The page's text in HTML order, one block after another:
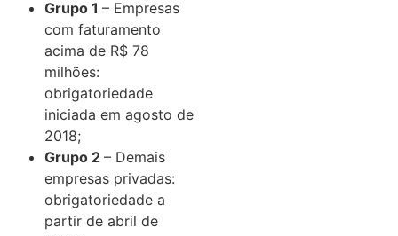
Grupo 1 – Empresas
com faturamento
acima de R$ 78
milhões:
obrigatoriedade
iniciada em agosto de
2018;
Grupo 2 – Demais
empresas privadas:
obrigatoriedade a
partir de abril de